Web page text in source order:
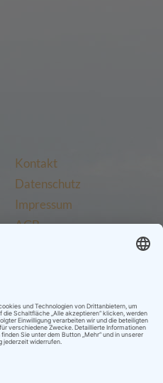
Kontakt
Datenschutz
Impressum
AGB
Twitter
GooglePlus